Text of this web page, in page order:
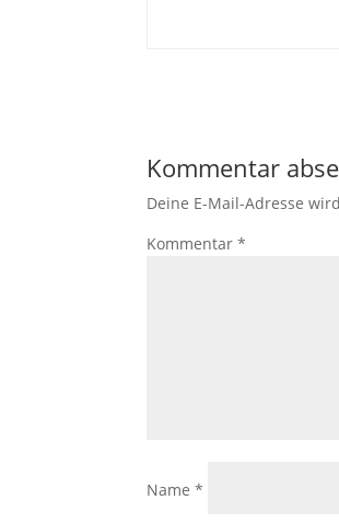
Kommentar
Deine E-Mail-Adresse
Kommentar*
Name*